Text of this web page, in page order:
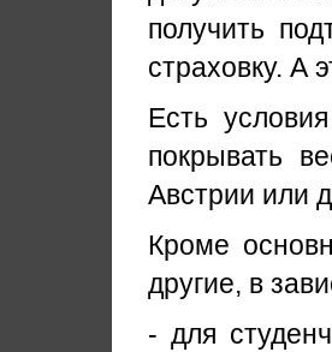
получить
страховку. А
Есть
покрывать
Австрии или
Кроме
другие, в
- для